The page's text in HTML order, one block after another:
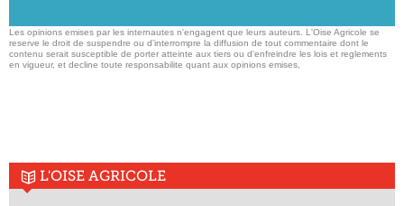
Les opinions emises par les internautes n'engagent que leurs auteurs. L'Oise Agricole se
reserve le droit de suspendre ou d'interrompre la diffusion de tout commentaire dont le
contenu serait susceptible de porter atteinte aux tiers ou d'enfreindre les lois et reglements
en vigueur, et decline toute responsabilite quant aux opinions emises,
L'OISE AGRICOLE